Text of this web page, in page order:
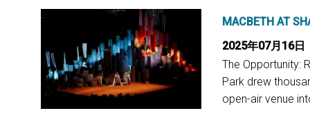
MACBETH AT
2025年07月16日
The Opportunity:
Park drew
open-air venue